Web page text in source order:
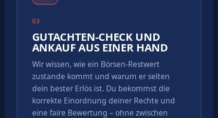
03
GUTACHTEN-CHECK UND
ANKAUF AUS EINER HAND
Wir wissen, wie ein Börsen-Restwert
zustande kommt und warum er selten
dein bester Erlös ist. Du bekommst die
korrekte Einordnung deiner Rechte und
eine faire Bewertung – ohne zwischen